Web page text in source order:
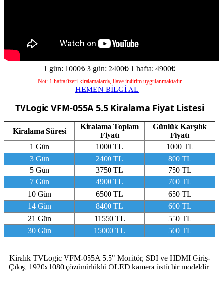
1 gün: 1000₺ 3 gün: 2400₺ 1 hafta: 4900₺
Not: 1 hafta üzeri kiralamalarda, ilave indirim uygulanmaktadır
HEMEN BİLGİ AL
TVLogic VFM-055A 5.5 Kiralama Fiyat Listesi
Kiralama Süresi
Kiralama Toplam
Fiyatı
Günlük Karşılık
Fiyatı
1 Gün
1000 TL
1000 TL
3 Gün
2400 TL
800 TL
5 Gün
3750 TL
750 TL
7 Gün
4900 TL
700 TL
10 Gün
6500 TL
650 TL
14 Gün
8400 TL
600 TL
21 Gün
11550 TL
550 TL
30 Gün
15000 TL 500 TL
Kiralık TVLogic VFM-055A 5.5" Monitör, SDI ve HDMI Giriş-
Çıkış, 1920x1080 çözünürlüklü OLED kamera üstü bir modeldir.